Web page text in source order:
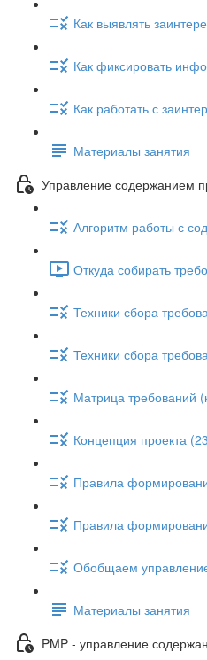
Как выявлять
Как фиксировать
Как работать с
Материалы занятия
Управление содержанием
Алгоритм работы с
Откуда собирать
Техники сбора
Техники сбора
Матрица требований
Концепция проекта
Правила
Правила
Обобщаем
Материалы занятия
PMP - управление